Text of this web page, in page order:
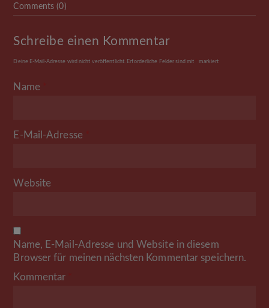
Comments (0)
Schreibe einen Kommentar
Deine E-Mail-Adresse wird nicht veröffentlicht. Erforderliche Felder sind mit markiert
Name
E-Mail-Adresse
Website
Name, E-Mail-Adresse und Website in diesem
Browser für meinen nächsten Kommentar speichern.
Kommentar